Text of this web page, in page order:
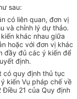
sau:
có liên quan, đơn vị
và chỉnh lý dự thảo.
khác nhau giữa
hoặc với đơn vị khác
đầy đủ các ý kiến để
định.
có quy định thủ tục
kiến Vụ pháp chế về
21 của Quy định